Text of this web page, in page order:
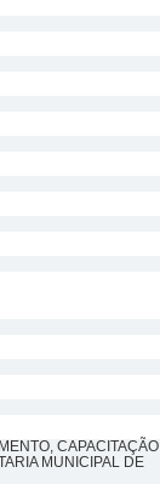
CAPACITAÇÃO
MUNICIPAL DE